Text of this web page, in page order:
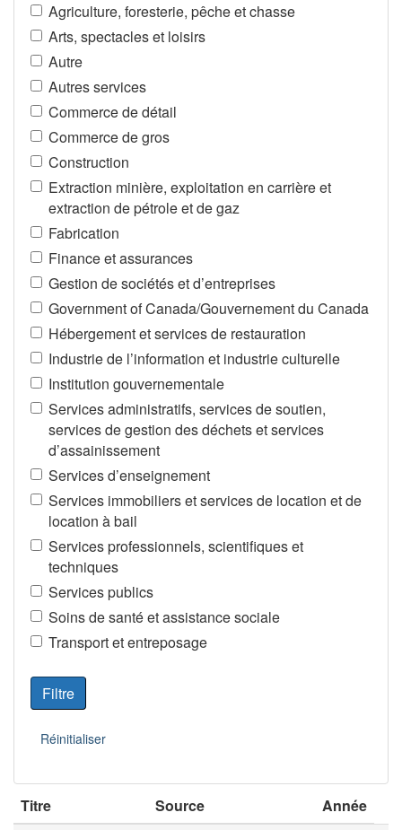
Agriculture, foresterie, pêche et chasse
Arts, spectacles et loisirs
Autre
Autres services
Commerce de détail
Commerce de gros
Construction
Extraction minière, exploitation en carrière et
extraction de pétrole et de gaz
Fabrication
Finance et assurances
Gestion de sociétés et d’entreprises
Government of Canada/Gouvernement du Canada
Hébergement et services de restauration
Industrie de l’information et industrie culturelle
Institution gouvernementale
Services administratifs, services de soutien,
services de gestion des déchets et services
d’assainissement
Services d’enseignement
Services immobiliers et services de location et de
location à bail
Services professionnels, scientifiques et
techniques
Services publics
Soins de santé et assistance sociale
Transport et entreposage
Titre Source
Année